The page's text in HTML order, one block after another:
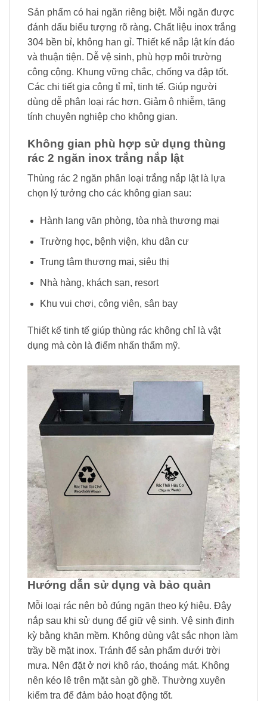
Sản phẩm có hai ngăn riêng biệt. Mỗi ngăn được
đánh dấu biểu tượng rõ ràng. Chất liệu inox trắng
304 bền bỉ, không han gỉ. Thiết kế nắp lật kín đáo
và thuận tiện. Dễ vệ sinh, phù hợp môi trường
công cộng. Khung vững chắc, chống va đập tốt.
Các chi tiết gia công tỉ mỉ, tinh tế. Giúp người
dùng dễ phân loại rác hơn. Giảm ô nhiễm, tăng
tính chuyên nghiệp cho không gian.
Không gian phù hợp sử dụng thùng
rác 2 ngăn inox trắng nắp lật
Thùng rác 2 ngăn phân loại trắng nắp lật là lựa
chọn lý tưởng cho các không gian sau:
Hành lang văn phòng, tòa nhà thương mại
Trường học, bệnh viện, khu dân cư
Trung tâm thương mại, siêu thị
Nhà hàng, khách sạn, resort
Khu vui chơi, công viên, sân bay
Thiết kế tinh tế giúp thùng rác không chỉ là vật
dụng mà còn là điểm nhấn thẩm mỹ.
Hướng dẫn sử dụng và bảo quản
Mỗi loại rác nên bỏ đúng ngăn theo ký hiệu. Đậy
nắp sau khi sử dụng để giữ vệ sinh. Vệ sinh định
kỳ bằng khăn mềm. Không dùng vật sắc nhọn làm
trầy bề mặt inox. Tránh để sản phẩm dưới trời
mưa. Nên đặt ở nơi khô ráo, thoáng mát. Không
nên kéo lê trên mặt sàn gồ ghề. Thường xuyên
kiểm tra để đảm bảo hoạt động tốt.